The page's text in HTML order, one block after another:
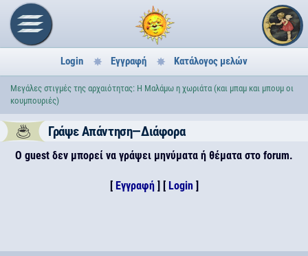
Login Εγγραφή Κατάλογος μελών
Μεγάλες στιγμές της αρχαιότητας: Η Μαλάμω η χωριάτα (και μπαμ και μπουμ οι
κουμπουριές)
Γράψε Απάντηση—Διάφορα
Ο guest δεν μπορεί να γράψει μηνύματα ή θέματα στο forum.
[ Εγγραφή] [ Login ]